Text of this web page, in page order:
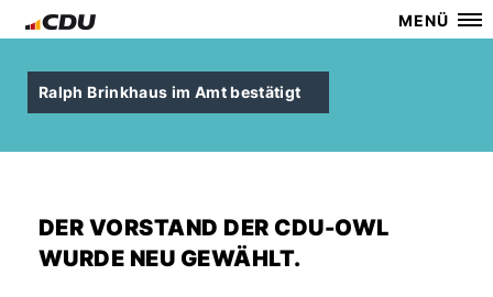
MENÜ
Ralph Brinkhaus im Amt bestätigt
DER VORSTAND DER CDU-OWL
WURDE NEU GEWÄHLT.